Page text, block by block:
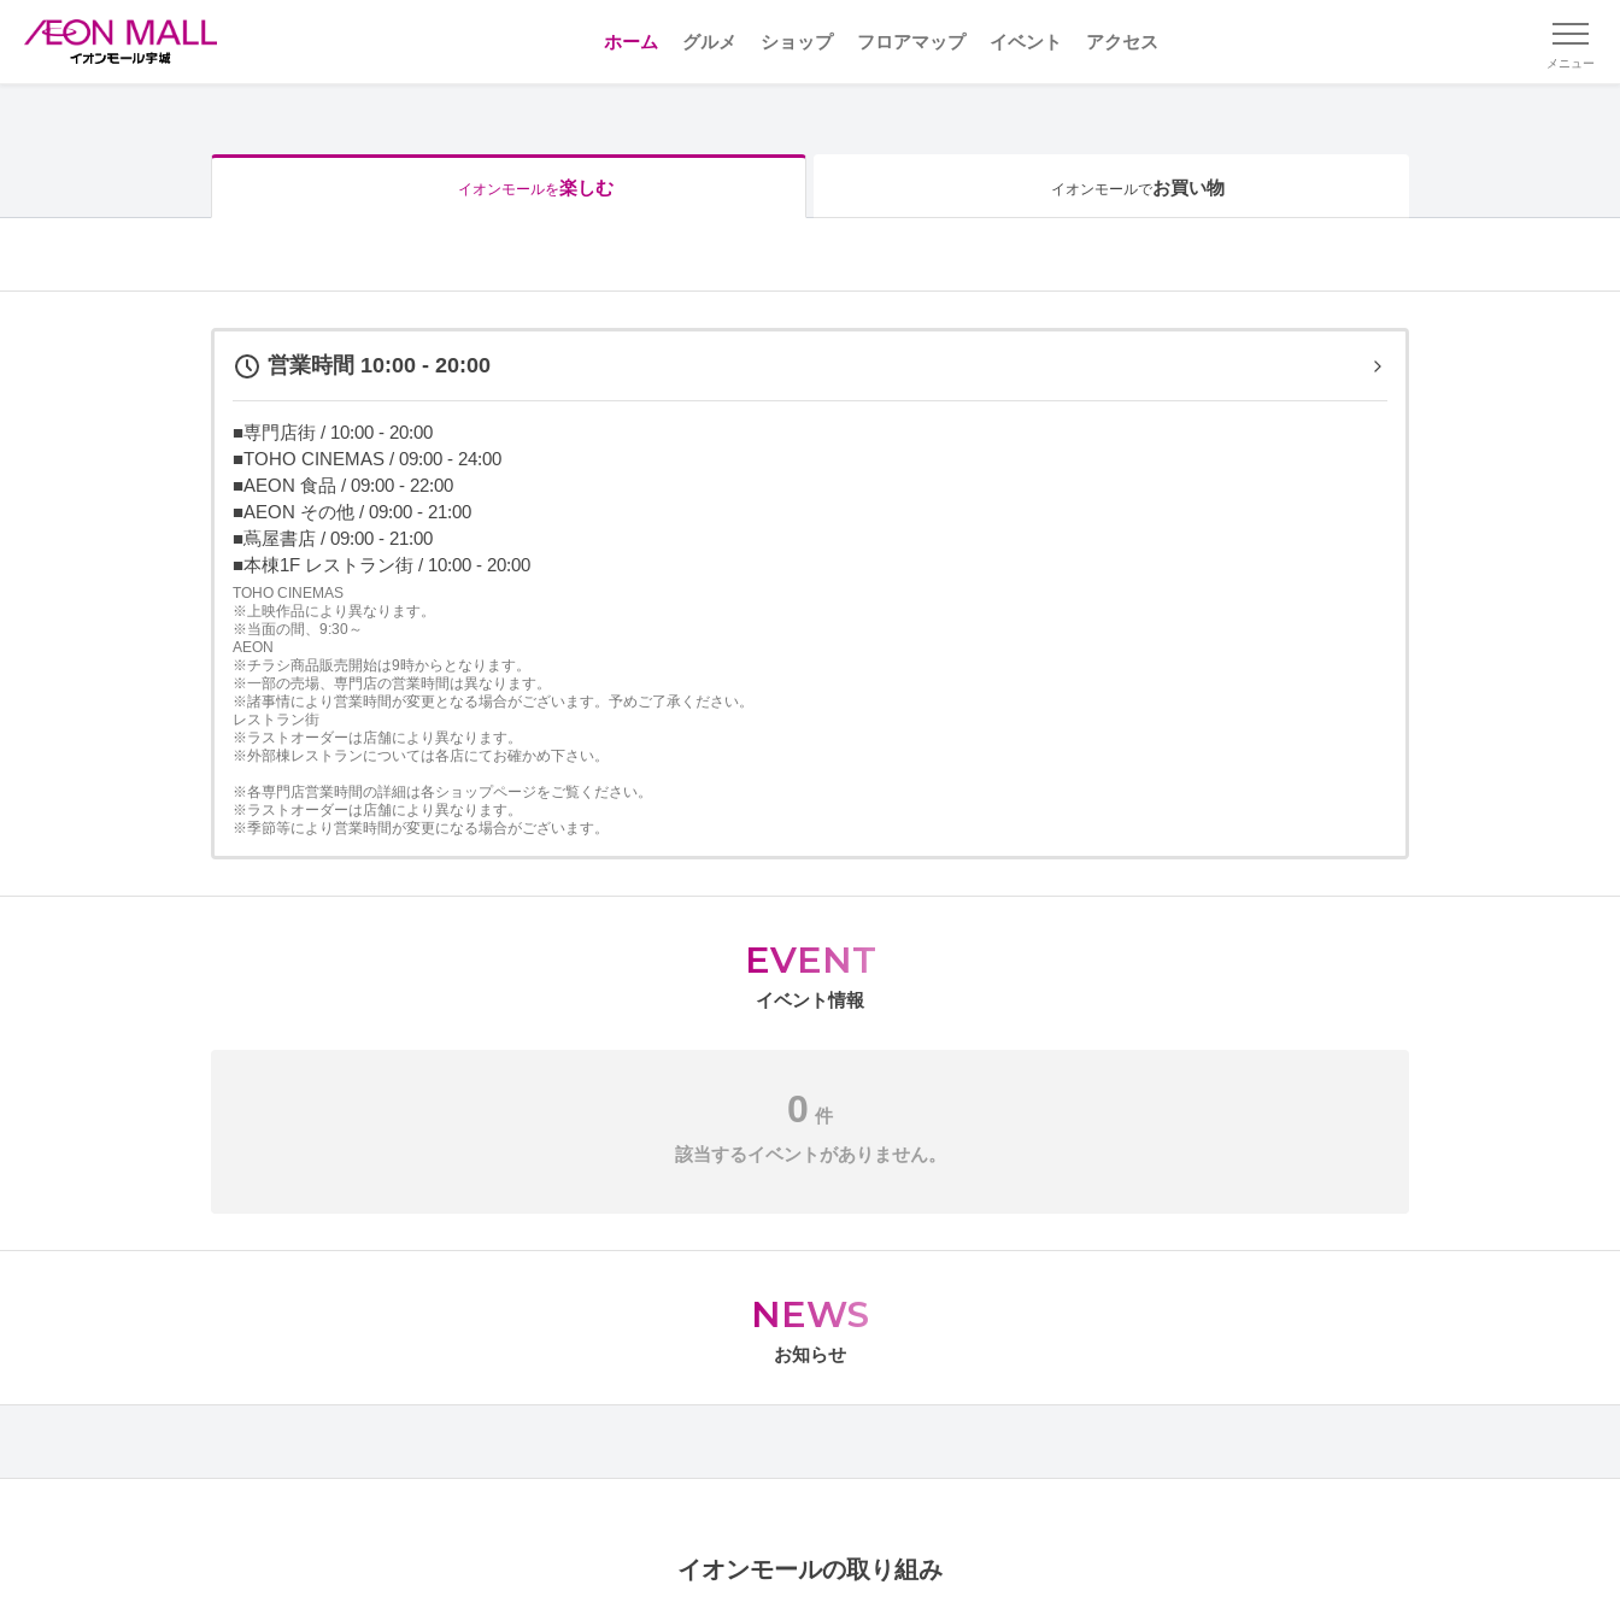
ホーム グルメ ショップ フロアマップ イベント アクセス
メニュー
イオンモールを楽しむ イオンモールでお買い物
営業時間 10:00 - 20:00
■専門店街 / 10:00 - 20:00
■TOHO CINEMAS / 09:00 - 24:00
■AEON 食品 / 09:00 - 22:00
■AEON その他 / 09:00 - 21:00
■蔦屋書店 / 09:00 - 21:00
■本棟1F レストラン街 / 10:00 - 20:00
TOHO CINEMAS
※上映作品により異なります。
※当面の間、9:30～
AEON
※チラシ商品販売開始は9時からとなります。
※一部の売場、専門店の営業時間は異なります。
※諸事情により営業時間が変更となる場合がございます。予めご了承ください。
レストラン街
※ラストオーダーは店舗により異なります。
※外部棟レストランについては各店にてお確かめ下さい。
※各専門店営業時間の詳細は各ショップページをご覧ください。
※ラストオーダーは店舗により異なります。
※季節等により営業時間が変更になる場合がございます。
EVENT
イベント情報
0 件
該当するイベントがありません。
NEWS
お知らせ
イオンモールの取り組み